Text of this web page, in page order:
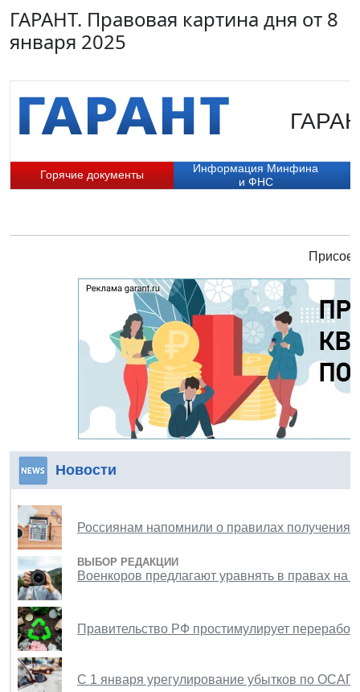
ГАРАНТ. Правовая картина дня от 8
января 2025
Горячие документы
Информация Минфина
и ФНС
Новости
Россиянам напомнили о правилах получения
ВЫБОР РЕДАКЦИИ
Военкоров предлагают уравнять в правах
Правительство РФ простимулирует
С 1 января урегулирование убытков по